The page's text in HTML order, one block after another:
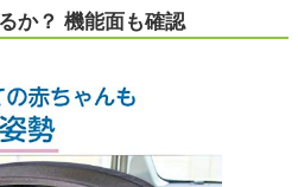
か？ 機能面も確認